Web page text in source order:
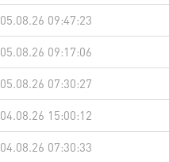
05.08.26 09:47:23
05.08.26 09:17:06
05.08.26 07:30:27
04.08.26 15:00:12
04.08.26 07:30:33